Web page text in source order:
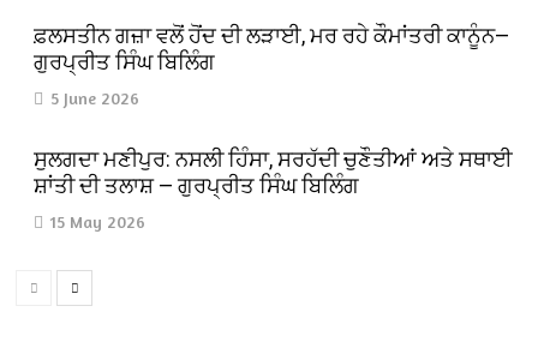
ਫ਼ਲਸਤੀਨ ਗਜ਼ਾ ਵਲੋਂ ਹੋਂਦ ਦੀ ਲੜਾਈ, ਮਰ ਰਹੇ ਕੌਮਾਂਤਰੀ ਕਾਨੂੰਨ—
ਗੁਰਪ੍ਰੀਤ ਸਿੰਘ ਬਿਲਿੰਗ
5 June 2026
ਸੁਲਗਦਾ ਮਣੀਪੁਰ: ਨਸਲੀ ਹਿੰਸਾ, ਸਰਹੱਦੀ ਚੁਣੌਤੀਆਂ ਅਤੇ ਸਥਾਈ
ਸ਼ਾਂਤੀ ਦੀ ਤਲਾਸ਼ — ਗੁਰਪ੍ਰੀਤ ਸਿੰਘ ਬਿਲਿੰਗ
15 May 2026